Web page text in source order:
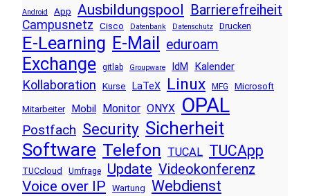
Android App Ausbildungspool Barrierefreiheit
Campusnetz Cisco Datenbank Datenschutz Drucken
E-Learning E-Mail eduroam
Exchange gitlab Groupware IdM Kalender
Kollaboration Kurse LaTeX Linux MFG Microsoft
Mitarbeiter Mobil Monitor ONYX OPAL
Postfach Security Sicherheit
Software Telefon TUCAL TUCApp
TUCcloud Umfrage Update Videokonferenz
Voice over IP Wartung Webdienst